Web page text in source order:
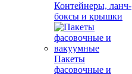
Контейнеры, ланч-
боксы и крышки
Пакеты
фасовочные и